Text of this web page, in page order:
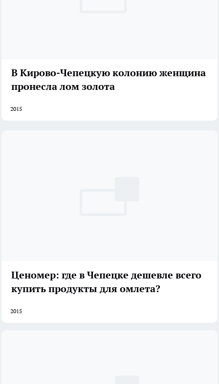
В Кирово-Чепецкую колонию женщина
пронесла лом золота
2015
Ценомер: где в Чепецке дешевле всего
купить продукты для омлета?
2015